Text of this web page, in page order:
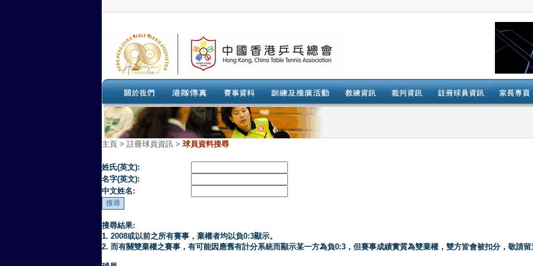
主頁 > 註冊球員資訊 > 球員資料搜尋
姓氏(英文):
名字(英文):
中文姓名:
搜尋結果:
1. 2008或以前之所有賽事，棄權者均以負0:3顯示。
2. 而有關雙棄權之賽事，有可能因應舊有計分系統而顯示某一方為負0:3，但賽事成績實質為雙棄權，雙方皆會被扣分，敬請留